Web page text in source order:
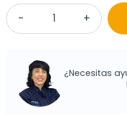
¿Necesitas